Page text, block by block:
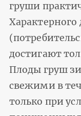
груши
Характерного
достигают
Плоды груш
свежими в
только при